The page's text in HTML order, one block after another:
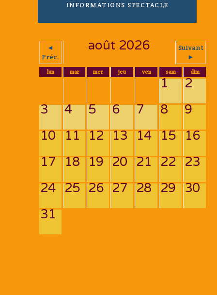
INFORMATIONS SPECTACLE
◄
Préc.
août 2026
Suivant
►
lun mar mer jeu ven sam dim
1
2
3
4 5 6 7 8
9
10 11 12 13 14 15 16
17 18 19 20 21 22 23
24 25 26 27 28 29 30
31